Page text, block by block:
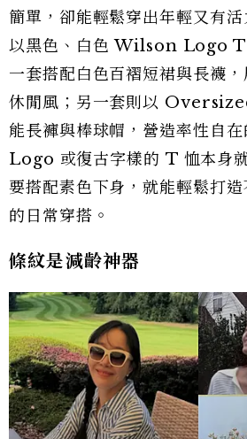
簡單，卻能輕鬆穿出年輕又有
以黑色、白色 Wilson Logo T
一套搭配白色百褶短裙與長襪
休閒風；另一套則以
能長褲與棒球帽，營造率性自
Logo 或復古字樣的 T 恤本身
要搭配素色下身，就能輕鬆打
的日常穿搭。
條紋是減齡神器